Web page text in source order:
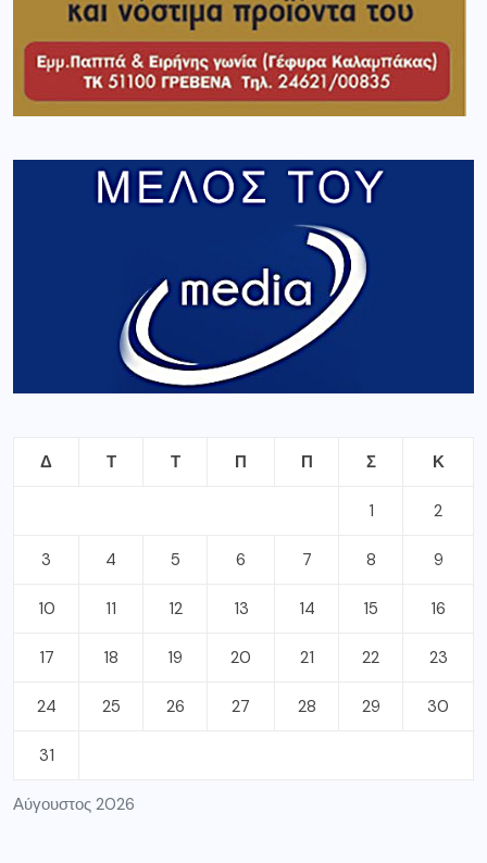
Αύγουστος 2026
Δ Τ Τ Π Π Σ Κ
1 2
3 4 5 6 7 8 9
10 11 12 13 14 15 16
17 18 19 20 21 22 23
24 25 26 27 28 29 30
31